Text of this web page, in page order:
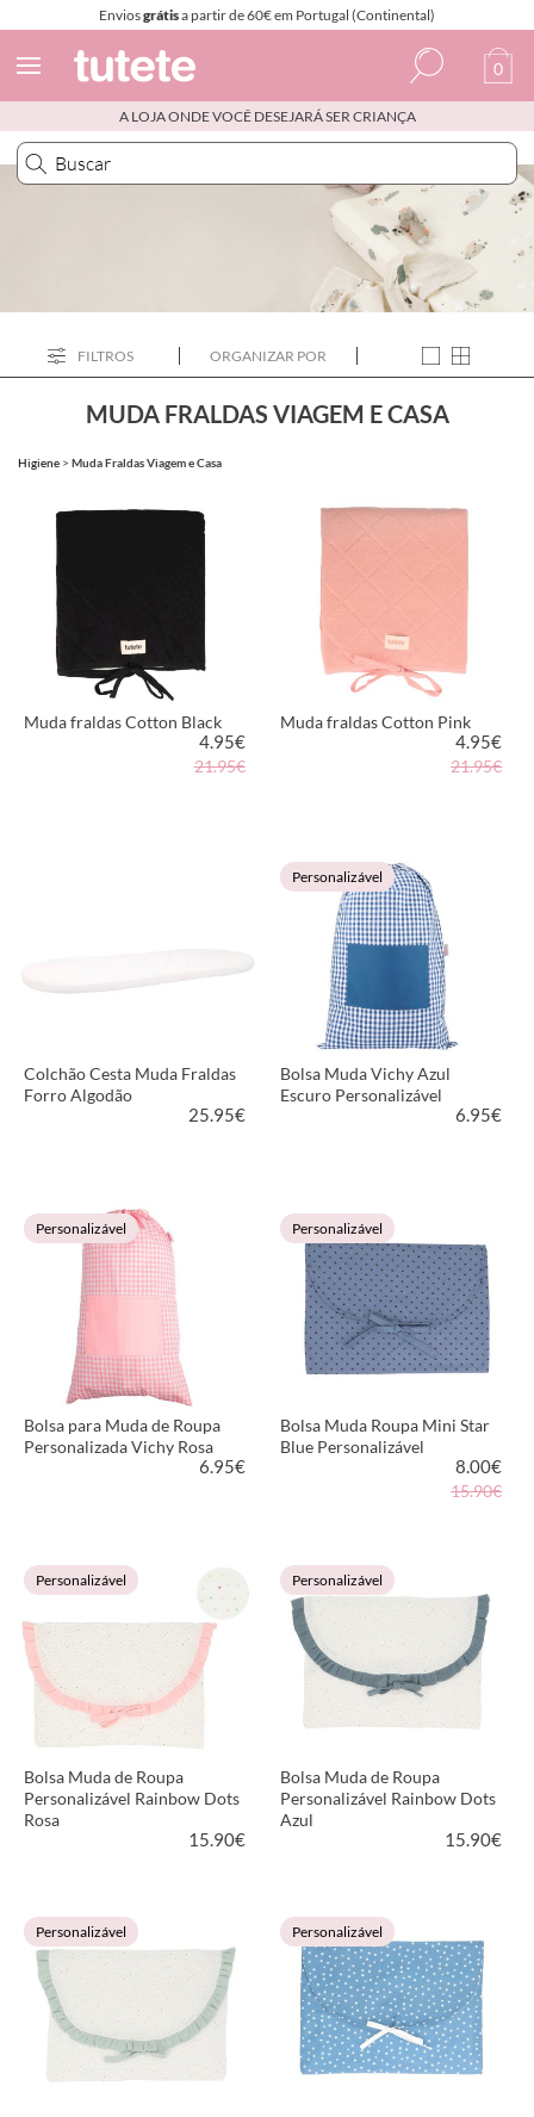
Enviosgrátisa partir de 60€ em Portugal (Continental)
Espanhol
Italiano
0
A LOJA ONDE VOCÊ DESEJARÁ SER CRIANÇA
FILTROS ORGANIZAR POR
MUDA FRALDAS VIAGEM E CASA
Higiene > Muda Fraldas Viagem e Casa
Muda fraldas Cotton Black
4.95€
21.95€
Muda fraldas Cotton Pink
4.95€
21.95€
VER PRODUTO
Colchão Cesta Muda Fraldas
Forro Algodão
25.95€
VER PRODUTO
Personalizável
Bolsa Muda Vichy Azul
Escuro Personalizável
6.95€
VER PRODUTO
Personalizável
Bolsa para Muda de Roupa
Personalizada Vichy Rosa
6.95€
VER PRODUTO
Personalizável
Bolsa Muda Roupa Mini Star
Blue Personalizável
8.00€
15.90€
VER PRODUTO
Personalizável
Bolsa Muda de Roupa
Personalizável Rainbow Dots
Rosa
15.90€
VER PRODUTO
Personalizável
Bolsa Muda de Roupa
Personalizável Rainbow Dots
Azul
15.90€
VER PRODUTO
Personalizável Personalizável